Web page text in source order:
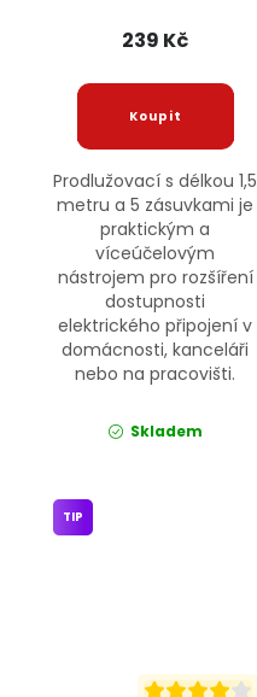
239 Kč
Prodlužovací s délkou 1,5
metru a 5 zásuvkami je
praktickým a
víceúčelovým
nástrojem pro rozšíření
dostupnosti
elektrického připojení v
domácnosti, kanceláři
nebo na pracovišti.
Skladem
TIP